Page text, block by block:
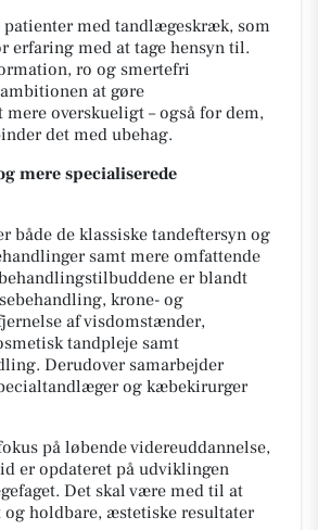
med tandlægeskræk, som
erfaring med at tage hensyn til.
ro og smertefri
at gøre
overskueligt – også for dem,
det med ubehag.
mere specialiserede
både de klassiske tandeftersyn og
samt mere omfattende
er blandt
krone- og
af visdomstænder,
tandpleje samt
Derudover samarbejder
og kæbekirurger
på løbende videreuddannelse,
er opdateret på udviklingen
Det skal være med til at
holdbare, æstetiske resultater